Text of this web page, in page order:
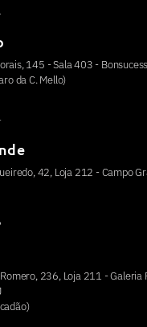
145 - Sala 403 -
da C. Mello)
42, Loja 212 - Campo
236, Loja 211 - Galeria